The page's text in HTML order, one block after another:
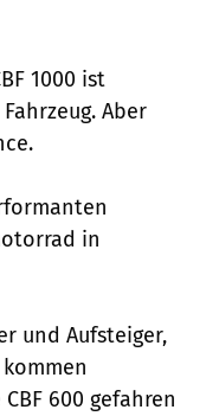
1000 ist
Aber
in
und Aufsteiger,
600 gefahren